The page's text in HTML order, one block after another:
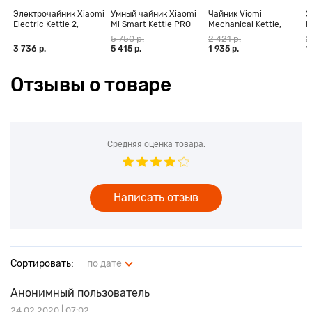
Электрочайник Xiaomi
Electric Kettle 2,
3 736 р.
Умный чайник Xiaomi
Mi Smart Kettle PRO
5 750 р.
5 415 р.
Чайник Viomi
Mechanical Kettle,
серебристый (V-
MK151B)
2 421 р.
1 935 р. 1
Отзывы о товаре
Сортировать: по дате
Анонимный пользователь
Средняя оценка товара:
Написать отзыв